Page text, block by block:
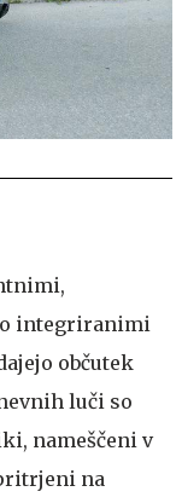
integriranimi
občutek
luči so
nameščeni v
na